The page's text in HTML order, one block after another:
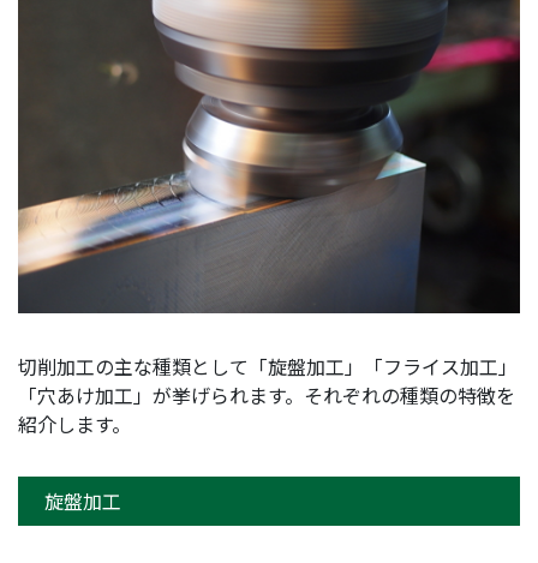
切削加工の主な種類として「旋盤加工」「フライス加工」
「穴あけ加工」が挙げられます。それぞれの種類の特徴を
紹介します。
旋盤加工